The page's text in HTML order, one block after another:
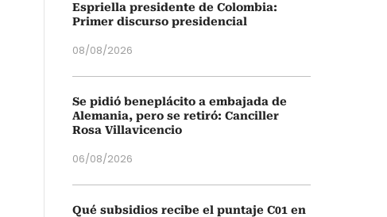
Espriella presidente de Colombia:
Primer discurso presidencial
08/08/2026
Se pidió beneplácito a embajada de
Alemania, pero se retiró: Canciller
Rosa Villavicencio
06/08/2026
Qué subsidios recibe el puntaje C01 en